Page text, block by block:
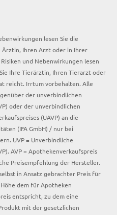
lesen Sie die
Ärztin, Ihren Arzt oder in Ihrer
und Nebenwirkungen lesen
Ihre Tierärztin, Ihren Tierarzt oder
reicht. Irrtum vorbehalten. Alle
der unverbindlichen
oder der unverbindlichen
(UAVP) an die
(IFA GmbH) / nur bei
UVP = Unverbindliche
AVP = Apothekenverkaufspreis
Preisempfehlung der Hersteller.
in Ansatz gebrachter Preis für
dem für Apotheken
entspricht, zu dem eine
mit der gesetzlichen